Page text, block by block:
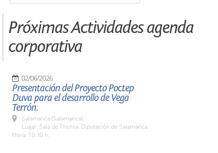
Próximas Actividades agenda
corporativa
02/06/2026
Presentación del Proyecto Poctep
Duva para el desarrollo de Vega
Terrón.
Salamanca (Salamanca)
Lugar: Sala de Prensa. Diputación de Salamanca
Hora: 10:30 h.